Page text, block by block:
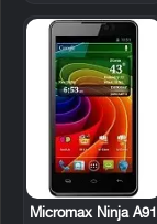
Micromax Ninja A91